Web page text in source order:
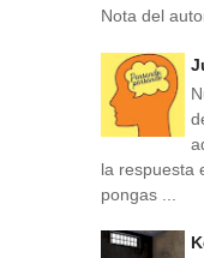
Nota del
la respuesta
pongas ...